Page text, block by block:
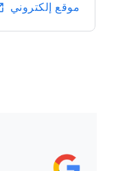
موقع إلكتروني